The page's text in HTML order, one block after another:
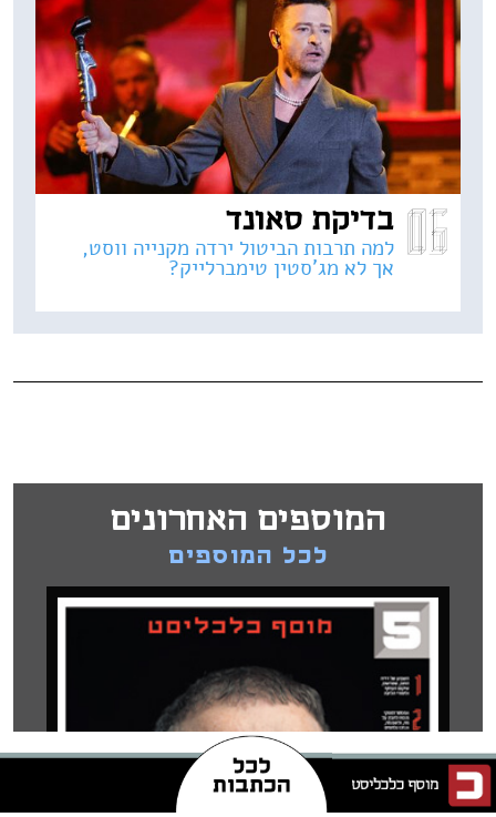
בדיקת סאונד
למה תרבות הביטול ירדה מקנייה ווסט,
אך לא מג'סטין טימברלייק?
המוספים האחרונים
לכל המוספים